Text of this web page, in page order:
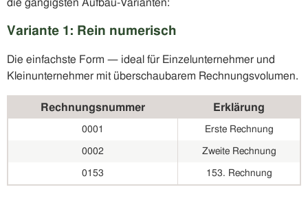
die gängigsten Aufbau-Varianten:
Variante 1: Rein numerisch
Die einfachste Form — ideal für Einzelunternehmer und
Kleinunternehmer mit überschaubarem Rechnungsvolumen.
Rechnungsnummer Erklärung
0001 Erste Rechnung
0002 Zweite Rechnung
0153 153. Rechnung